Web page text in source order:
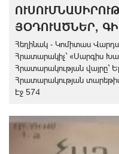
ՅՕԴՈՒԱԾՆԵՐ,
Հեղինակ - Կոմիտաս
Հրատարակիչ` «Սարգիս
Հրատարակության վայրը`
Հրատարակության
Էջ 574